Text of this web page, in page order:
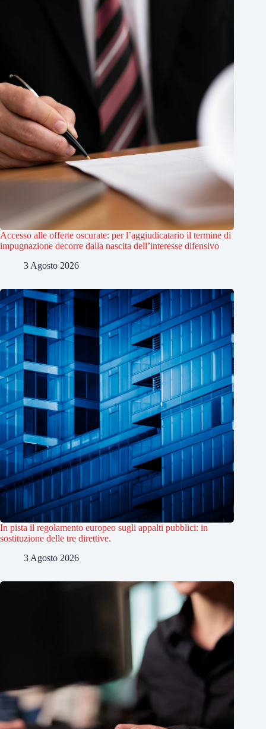
Accesso alle offerte oscurate: per l’aggiudicatario il termine di
impugnazione decorre dalla nascita dell’interesse difensivo
3 Agosto 2026
In pista il regolamento europeo sugli appalti pubblici: in
sostituzione delle tre direttive.
3 Agosto 2026